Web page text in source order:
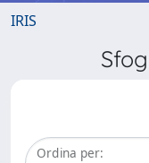
IRIS
Ordina per: